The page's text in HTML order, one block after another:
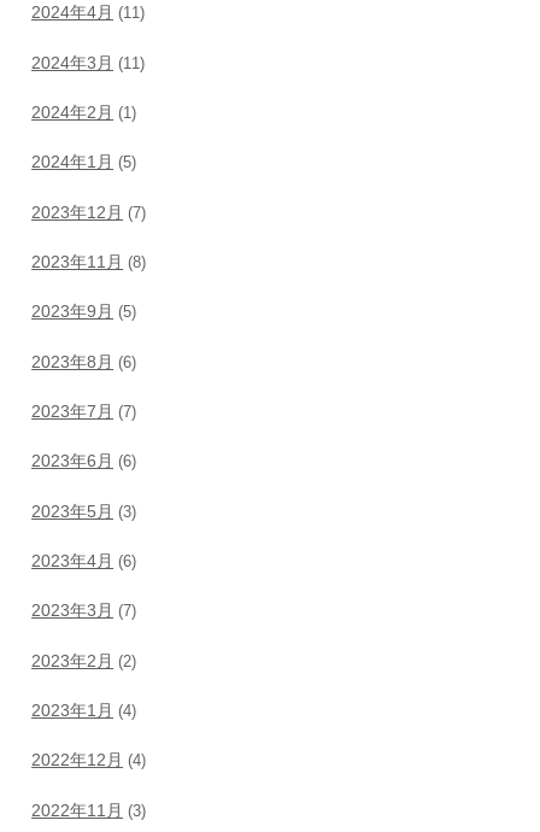
2024年4月 (11)
2024年3月 (11)
2024年2月 (1)
2024年1月 (5)
2023年12月 (7)
2023年11月 (8)
2023年9月 (5)
2023年8月 (6)
2023年7月 (7)
2023年6月 (6)
2023年5月 (3)
2023年4月 (6)
2023年3月 (7)
2023年2月 (2)
2023年1月 (4)
2022年12月 (4)
2022年11月 (3)